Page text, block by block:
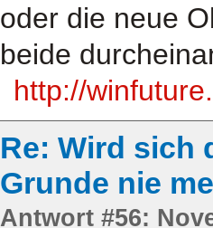
oder die neue
beide
http://
Re: Wird sich
Grunde nie
Antwort #56: